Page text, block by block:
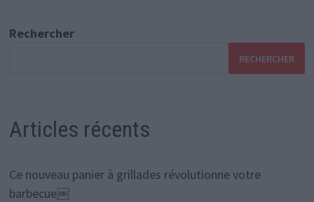
Rechercher
RECHERCHER
Articles récents
Ce nouveau panier à grillades révolutionne votre
barbecue￼